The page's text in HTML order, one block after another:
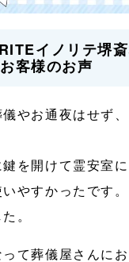
イノリテ堺
客様のお声
やお通夜はせず
を開けて霊安室
やすかったです。
。
て葬儀屋さんに